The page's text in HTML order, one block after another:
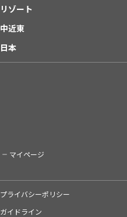
リゾート
中近東
日本
マイページ
プライバシーポリシー
ガイドライン